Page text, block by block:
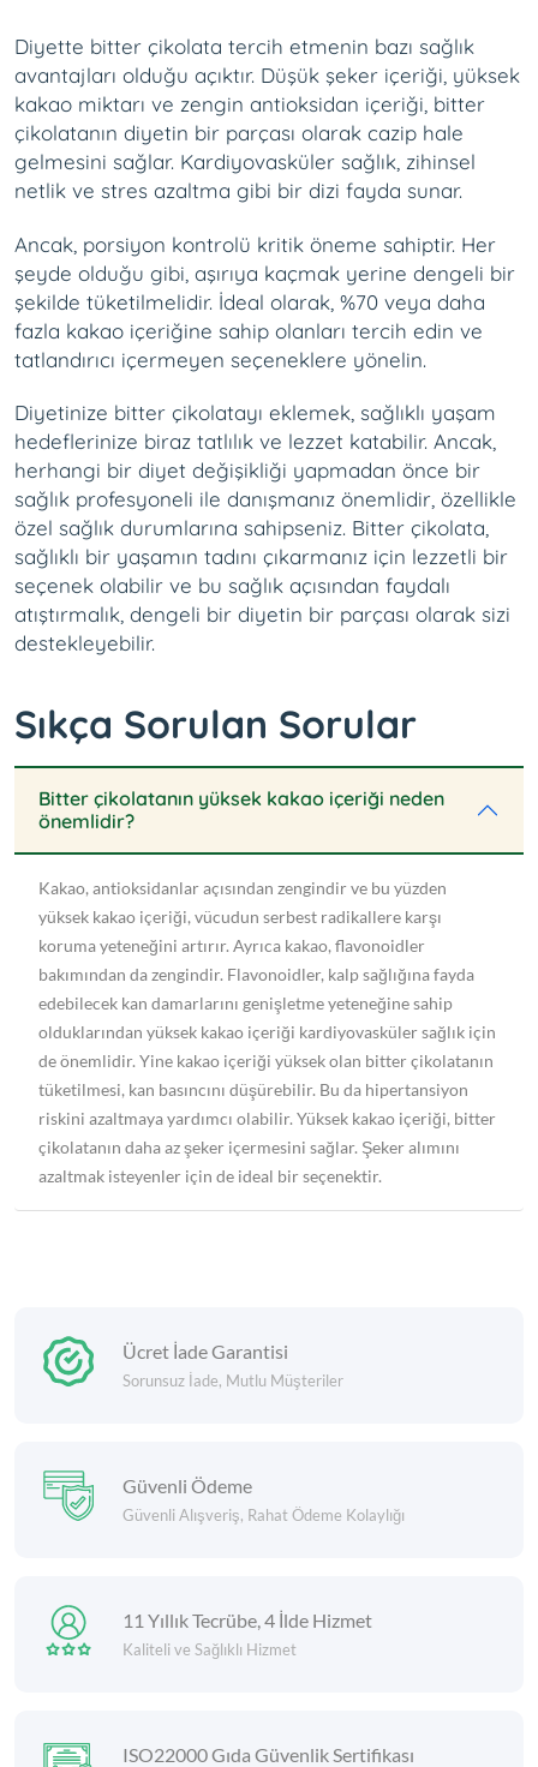
Diyette bitter çikolata tercih etmenin bazı sağlık
avantajları olduğu açıktır. Düşük şeker içeriği, yüksek
kakao miktarı ve zengin antioksidan içeriği, bitter
çikolatanın diyetin bir parçası olarak cazip hale
gelmesini sağlar. Kardiyovasküler sağlık, zihinsel
netlik ve stres azaltma gibi bir dizi fayda sunar.
Ancak, porsiyon kontrolü kritik öneme sahiptir. Her
şeyde olduğu gibi, aşırıya kaçmak yerine dengeli bir
şekilde tüketilmelidir. İdeal olarak, %70 veya daha
fazla kakao içeriğine sahip olanları tercih edin ve
tatlandırıcı içermeyen seçeneklere yönelin.
Diyetinize bitter çikolatayı eklemek, sağlıklı yaşam
hedeflerinize biraz tatlılık ve lezzet katabilir. Ancak,
herhangi bir diyet değişikliği yapmadan önce bir
sağlık profesyoneli ile danışmanız önemlidir, özellikle
özel sağlık durumlarına sahipseniz. Bitter çikolata,
sağlıklı bir yaşamın tadını çıkarmanız için lezzetli bir
seçenek olabilir ve bu sağlık açısından faydalı
atıştırmalık, dengeli bir diyetin bir parçası olarak sizi
destekleyebilir.
Sıkça Sorulan Sorular
Bitter çikolatanın yüksek kakao içeriği neden
önemlidir?
Kakao, antioksidanlar açısından zengindir ve bu yüzden
yüksek kakao içeriği, vücudun serbest radikallere karşı
koruma yeteneğini artırır. Ayrıca kakao, flavonoidler
bakımından da zengindir. Flavonoidler, kalp sağlığına fayda
edebilecek kan damarlarını genişletme yeteneğine sahip
olduklarından yüksek kakao içeriği kardiyovasküler sağlık için
de önemlidir. Yine kakao içeriği yüksek olan bitter çikolatanın
tüketilmesi, kan basıncını düşürebilir. Bu da hipertansiyon
riskini azaltmaya yardımcı olabilir. Yüksek kakao içeriği, bitter
çikolatanın daha az şeker içermesini sağlar. Şeker alımını
azaltmak isteyenler için de ideal bir seçenektir.
Ücret İade Garantisi
Sorunsuz İade, Mutlu Müşteriler
Güvenli Ödeme
Güvenli Alışveriş, Rahat Ödeme Kolaylığı
11 Yıllık Tecrübe, 4 İlde Hizmet
Kaliteli ve Sağlıklı Hizmet
ISO22000 Gıda Güvenlik Sertifikası